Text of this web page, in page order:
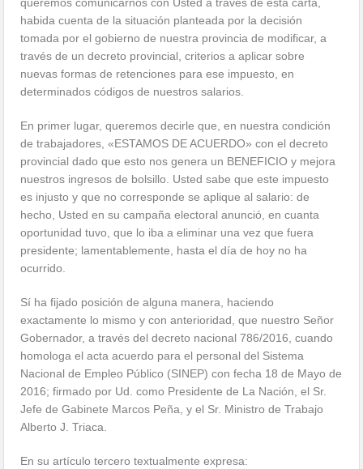
queremos comunicarnos con Usted a través de esta carta,
habida cuenta de la situación planteada por la decisión
tomada por el gobierno de nuestra provincia de modificar, a
través de un decreto provincial, criterios a aplicar sobre
nuevas formas de retenciones para ese impuesto, en
determinados códigos de nuestros salarios.
En primer lugar, queremos decirle que, en nuestra condición
de trabajadores, «ESTAMOS DE ACUERDO» con el decreto
provincial dado que esto nos genera un BENEFICIO y mejora
nuestros ingresos de bolsillo. Usted sabe que este impuesto
es injusto y que no corresponde se aplique al salario: de
hecho, Usted en su campaña electoral anunció, en cuanta
oportunidad tuvo, que lo iba a eliminar una vez que fuera
presidente; lamentablemente, hasta el día de hoy no ha
ocurrido.
Sí ha fijado posición de alguna manera, haciendo
exactamente lo mismo y con anterioridad, que nuestro Señor
Gobernador, a través del decreto nacional 786/2016, cuando
homologa el acta acuerdo para el personal del Sistema
Nacional de Empleo Público (SINEP) con fecha 18 de Mayo de
2016; firmado por Ud. como Presidente de La Nación, el Sr.
Jefe de Gabinete Marcos Peña, y el Sr. Ministro de Trabajo
Alberto J. Triaca.
En su artículo tercero textualmente expresa: